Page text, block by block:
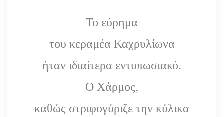
Το εύρημα
του κεραμέα Καχρυλίωνα
ήταν ιδιαίτερα εντυπωσιακό.
Ο Χάρμος,
καθώς στριφογύριζε την κύλικα